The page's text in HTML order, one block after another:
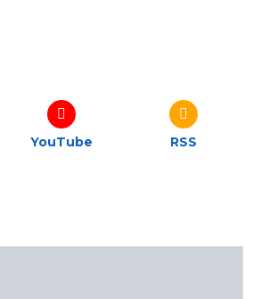
YouTube RSS